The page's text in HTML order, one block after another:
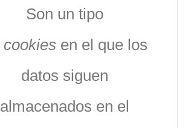
Son un tipo
cookies en el que los
datos siguen
almacenados en el